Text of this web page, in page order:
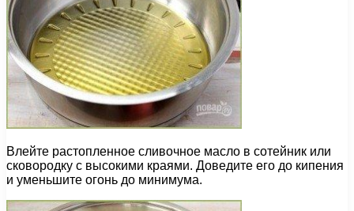
Влейте растопленное сливочное масло в сотейник или
сковородку с высокими краями. Доведите его до кипения
и уменьшите огонь до минимума.